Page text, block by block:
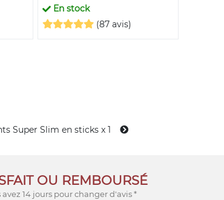
En stock
(87 avis)
Super Slim en sticks x 1
OU REMBOURSÉ
avez 14 jours pour changer d'avis *